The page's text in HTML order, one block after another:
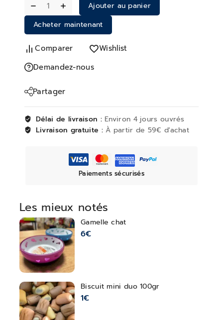
Les mieux notés
Gamelle chat
6€
Biscuit mini duo 100gr
1€
Ajouter au panier
Acheter maintenant
Comparer
Wishlist
Demandez-nous
Partager
Délai de livraison : Environ 4 jours ouvrés
Livraison gratuite :À partir de 59€ d'achat
Paiements sécurisés